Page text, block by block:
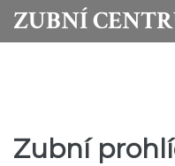
ZUBNÍ
Zubní